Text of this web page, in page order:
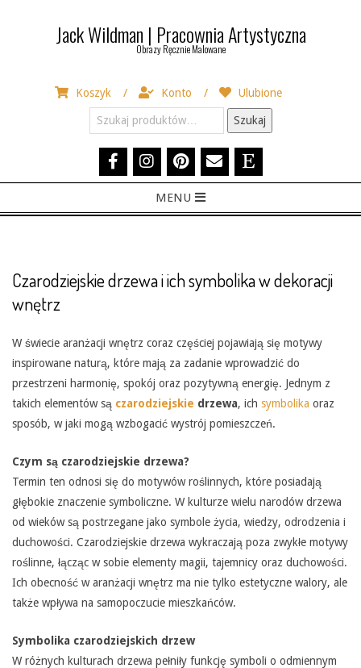
Jack Wildman | Pracownia Artystyczna
Obrazy Ręcznie Malowane
Koszyk Konto
Ulubione
Szukaj:
Szukaj
Navigation
MENU
Czarodziejskie drzewa i ich symbolika w dekoracji
wnętrz
W świecie aranżacji wnętrz coraz częściej pojawiają się motywy
inspirowane naturą, które mają za zadanie wprowadzić do
przestrzeni harmonię, spokój oraz pozytywną energię. Jednym z
takich elementów są czarodziejskie drzewa, ich symbolika oraz
sposób, w jaki mogą wzbogacić wystrój pomieszczeń.
Czym są czarodziejskie drzewa?
Termin ten odnosi się do motywów roślinnych, które posiadają
głębokie znaczenie symboliczne. W kulturze wielu narodów drzewa
od wieków są postrzegane jako symbole życia, wiedzy, odrodzenia i
duchowości. Czarodziejskie drzewa wykraczają poza zwykłe motywy
roślinne, łącząc w sobie elementy magii, tajemnicy oraz duchowości.
Ich obecność w aranżacji wnętrz ma nie tylko estetyczne walory, ale
także wpływa na samopoczucie mieszkańców.
Symbolika czarodziejskich drzew
W różnych kulturach drzewa pełniły funkcję symboli o odmiennym